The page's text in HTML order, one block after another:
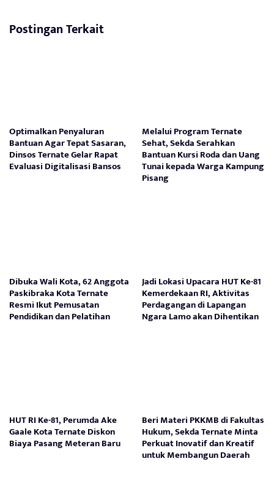
Postingan Terkait
Optimalkan Penyaluran
Bantuan Agar Tepat Sasaran,
Dinsos Ternate Gelar Rapat
Evaluasi Digitalisasi Bansos
Melalui Program Ternate
Sehat, Sekda Serahkan
Bantuan Kursi Roda dan Uang
Tunai kepada Warga Kampung
Pisang
Dibuka Wali Kota, 62 Anggota
Paskibraka Kota Ternate
Resmi Ikut Pemusatan
Pendidikan dan Pelatihan
Jadi Lokasi Upacara HUT Ke-81
Kemerdekaan RI, Aktivitas
Perdagangan di Lapangan
Ngara Lamo akan Dihentikan
HUT RI Ke-81, Perumda Ake
Gaale Kota Ternate Diskon
Biaya Pasang Meteran Baru
Beri Materi PKKMB di Fakultas
Hukum, Sekda Ternate Minta
Perkuat Inovatif dan Kreatif
untuk Membangun Daerah